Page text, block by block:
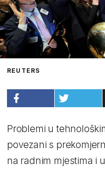
REUTERS
Problemi u
povezani s
na radnim mjestima i